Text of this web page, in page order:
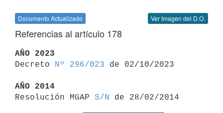
Documento Actualizado Ver Imagen del D.O.
Referencias al artículo 178
AÑO 2023
Decreto
Nº 296/023 de 02/10/2023
AÑO 2014
Resolución MGAP S/N